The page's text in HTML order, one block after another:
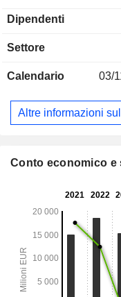
Dipendenti
Settore
Calendario 03/
Altre informazioni
Conto economico e